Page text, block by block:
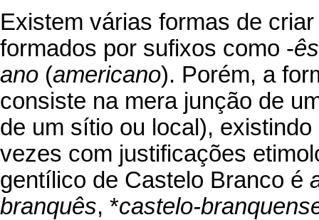
Existem várias formas de
formados por sufixos como -ês
ano (americano). Porém, a
consiste na mera junção de
de um sítio ou local),
vezes com justificações
gentílico de Castelo Branco é
branquês, *castelo-